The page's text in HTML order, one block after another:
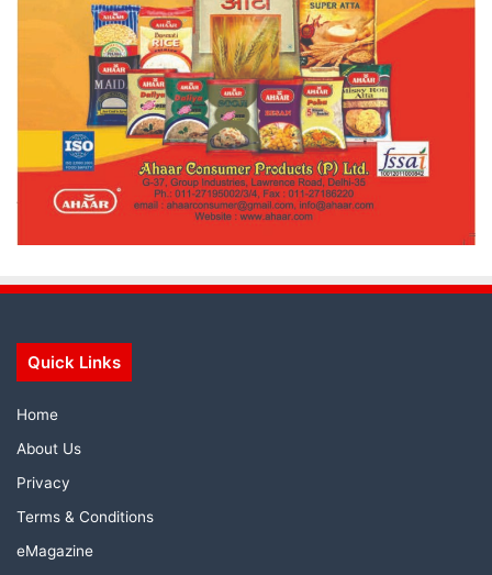
Quick Links
Home
About Us
Privacy
Terms & Conditions
eMagazine